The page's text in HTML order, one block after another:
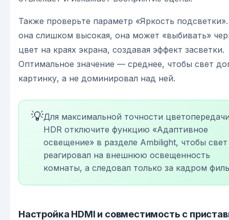
Также проверьте параметр «Яркость
она слишком высокая, она может «выбивать»
цвет на краях экрана, создавая эффект засветки.
Оптимальное значение — среднее, чтобы свет
картинку, а не доминировал над ней.
💡Для максимальной точности
HDR отключите функцию «Адаптивное
освещение» в разделе Ambilight, чтобы
реагировал на внешнюю освещенность
комнаты, а следовал только за кадром
Настройка HDMI и совместимость с